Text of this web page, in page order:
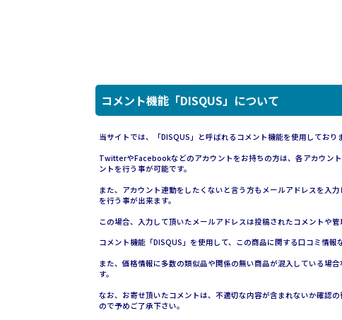
コメント機能「DISQUS」について
当サイトでは、「DISQUS」と呼ばれるコメント機能を使用しており
TwitterやFacebookなどのアカウントをお持ちの方は、各アカウン
ントを行う事が可能です。
また、アカウント連動をしたくないと言う方もメールアドレスを入
を行う事が出来ます。
この場合、入力して頂いたメールアドレスは投稿されたコメントや
コメント機能「DISQUS」を使用して、この商品に関する口コミ情報
また、価格情報に多数の類似品や関係の無い商品が混入している場
す。
なお、お寄せ頂いたコメントは、不適切な内容が含まれないか確認
ので予めご了承下さい。